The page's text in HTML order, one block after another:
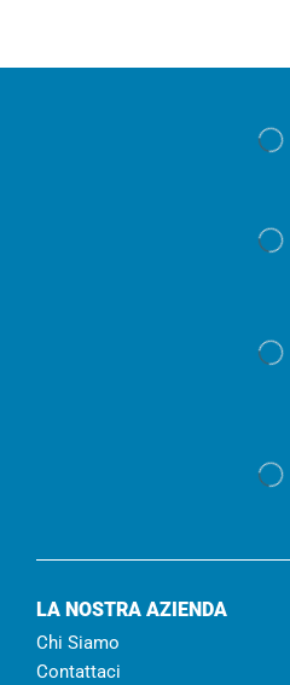
LA NOSTRA AZIENDA
Chi Siamo
Contattaci